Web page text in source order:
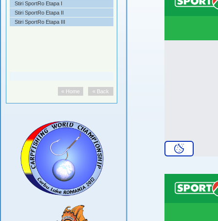
Stiri SportRo Etapa I
Stiri SportRo Etapa II
Stiri SportRo Etapa III
« Back
« Home